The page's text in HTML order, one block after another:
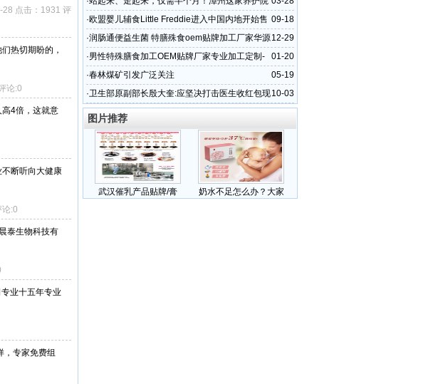
28 点击：1931 评
热切期盼的，
论:0
4倍，这就意
断听向大健康
:0
泰生物科技有
业十五年专业
，专家免费组
的智能康复训练设备帮了大忙
09-18
·欧盟婴儿辅食Little Freddie进入中国内地开始售
卖
12-29
·润肠通便益生菌 特膳殊食oem贴牌加工厂家华源
晨泰免费寄样品
01-20
·男性特殊膳食加工OEM贴牌厂家专业加工定制-
华源晨泰
05-19
·春林煤矿引发广泛关注
10-03
·卫生部原副部长殷大奎:应坚决打击医生收红包现
象
图片推荐
武汉催乳产品贴牌/膏 奶水不足怎么办？大家